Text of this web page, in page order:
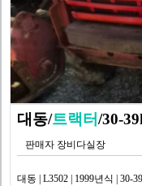
대동/트랙터/30-
판매자 장비다실장
대동 | L3502 | 1999년식 | 30-